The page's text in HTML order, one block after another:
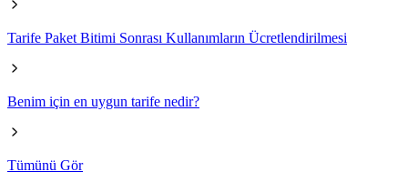
Tarife Paket Bitimi Sonrası Kullanımların Ücretlendirilmesi
Benim için en uygun tarife nedir?
Tümünü Gör